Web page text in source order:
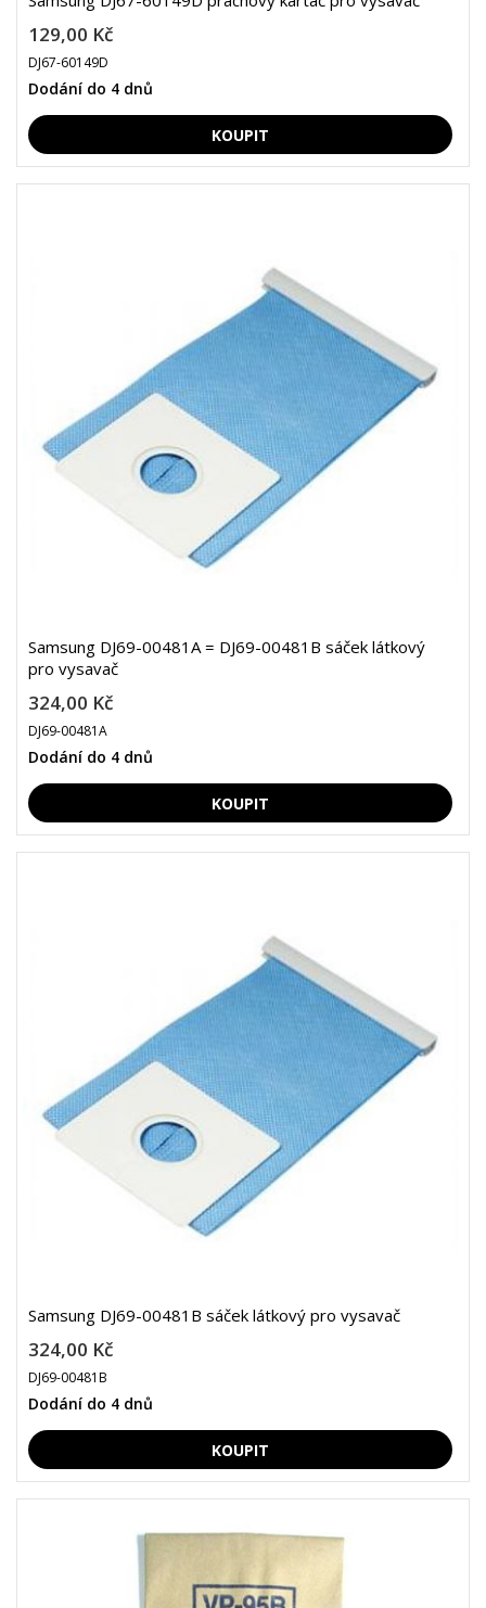
129,00 Kč
DJ67-60149D
Dodání do 4 dnů
Samsung DJ69-00481A = DJ69-00481B sáček látkový
pro vysavač
324,00 Kč
DJ69-00481A
Dodání do 4 dnů
Samsung DJ69-00481B sáček látkový pro vysavač
324,00 Kč
DJ69-00481B
Dodání do 4 dnů